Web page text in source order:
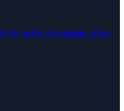
chấp: Cơ chế nào bảo vệ bên